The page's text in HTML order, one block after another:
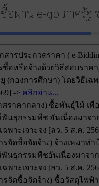
อผ่าน e-gp ภาครัฐ